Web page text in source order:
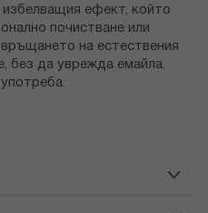
ефект, който
почистване или
на естествения
без да уврежда емайла.